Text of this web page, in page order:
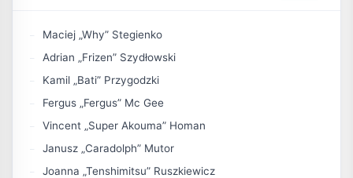
Maciej „Why” Stegienko
Adrian „Frizen” Szydłowski
Kamil „Bati” Przygodzki
Fergus „Fergus” Mc Gee
Vincent „Super Akouma” Homan
Janusz „Caradolph” Mutor
Joanna „Tenshimitsu” Ruszkiewicz